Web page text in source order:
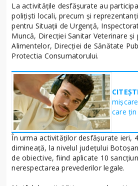
La activităţile desfăşurate au
polițiști locali, precum și
pentru Situaţii de Urgenţă,
Muncă, Direcției Sanitar Veterinare şi
Alimentelor, Direcției de Sănătate
Protectia Consumatorului.
care
În urma activităților desfășurate ieri,
dimineață, la nivelul județului
de obiective, fiind aplicate 10
nerespectarea prevederilor legale.